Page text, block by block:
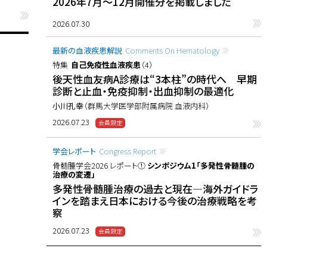
2026.07.30
最新の血液疾患解説 Comments On Hematology
特集 自己免疫性血液疾患（4）
後天性血友病A診療は“3本柱”の時代へ 早期
診断と止血・免疫抑制・出血抑制の最適化
小川孔幸（群馬大学医学部附属病院 血液内科）
2026.07.23
学会レポート Congress Report
骨髄腫学会2026 レポート① シンポジウム1「多発性骨髄腫の
治療の変遷」
多発性骨髄腫治療の過去と現在―海外ガイドラ
インを踏まえ日本における今後の治療戦略を考
察
2026.07.23